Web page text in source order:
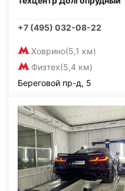
+7 (495) 032-08-22
Ховрино(5,1 км)
Физтех(5,4 км)
Береговой пр-д, 5